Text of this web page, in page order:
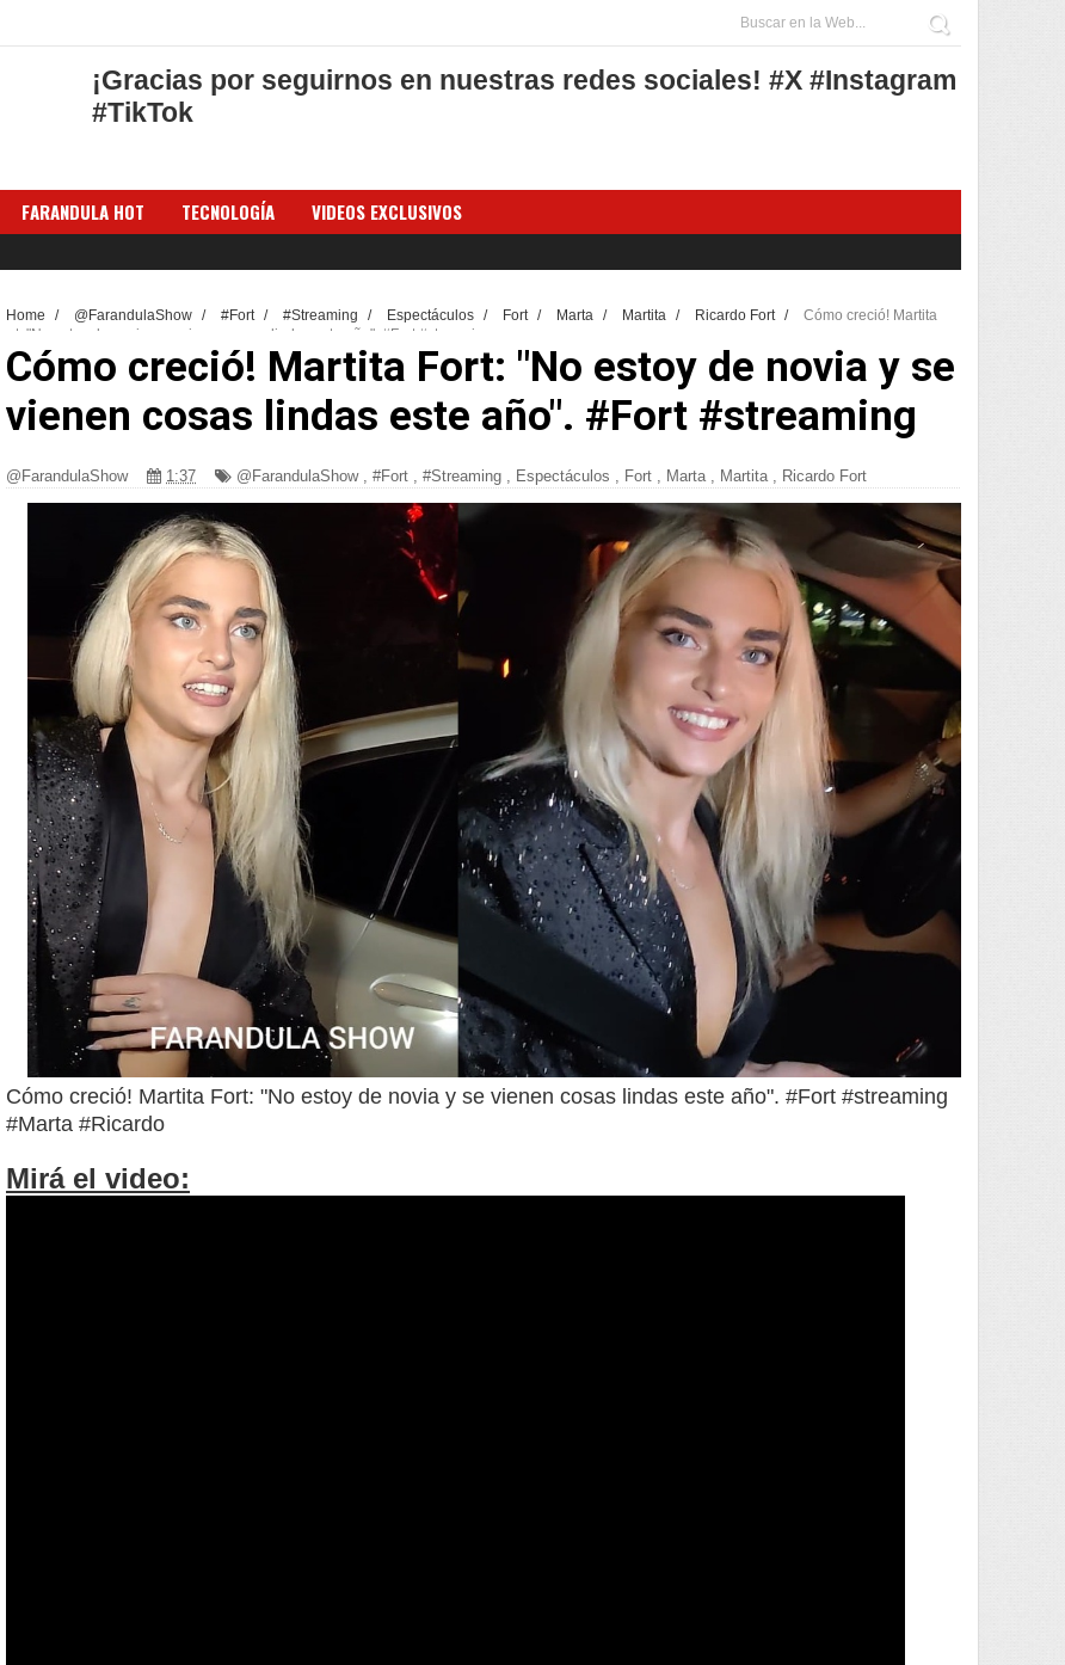
¡Gracias por seguirnos en nuestras redes sociales! #X #Instagram
#TikTok
FARANDULA HOT TECNOLOGÍA VIDEOS EXCLUSIVOS
Home / @FarandulaShow / #Fort / #Streaming / Espectáculos / Fort / Marta / Martita / Ricardo Fort /
Cómo creció! Martita
Fort: "No estoy de novia y se vienen cosas lindas este año". #Fort #streaming
Cómo creció! Martita Fort: "No estoy de novia y se
vienen cosas lindas este año". #Fort #streaming
@FarandulaShow 1:37 @FarandulaShow, #Fort , #Streaming , Espectáculos , Fort , Marta, Martita, Ricardo Fort
Cómo creció! Martita Fort: "No estoy de novia y se vienen cosas lindas este año". #Fort #streaming
#Marta #Ricardo
Mirá el video: